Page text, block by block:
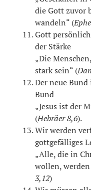
die Gott zuvor
wandeln“ (
Gott
der Stärke
„Die
stark sein“ (
Der neue
Bund
„Jesus ist der
(Hebräer 8,6).
Wir werden
gottgefälliges
„Alle, die in
wollen,
3,12)